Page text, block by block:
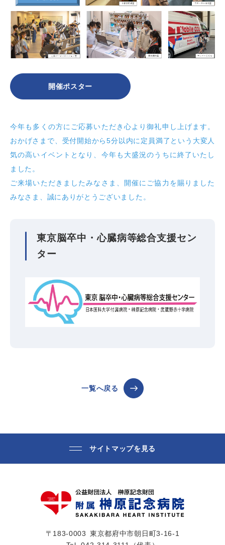
開催ポスター
今年も多くの方にご応募いただき心より御礼申し上げます。
おかげさまで、受付開始から5分以内に定員満了という大変人
気の高いイベントとなり、今年も大盛況のうちに終了いたし
ました。
ご来場いただきましたみなさま、開催にご協力を賜りました
みなさま、誠にありがとうございました。
東京脳卒中・心臓病等総合支援セン
ター
一覧へ戻る
サイトマップを見る
〒183-0003 東京都府中市朝日町3-16-1